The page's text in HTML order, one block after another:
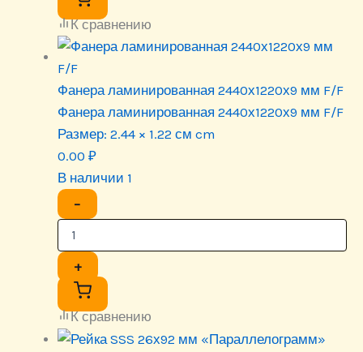
К сравнению
Фанера ламинированная 2440х1220х9 мм F/F
Фанера ламинированная 2440х1220х9 мм F/F
Размер: 2.44 × 1.22 см cm
0.00 ₽
В наличии 1
−
+
К сравнению